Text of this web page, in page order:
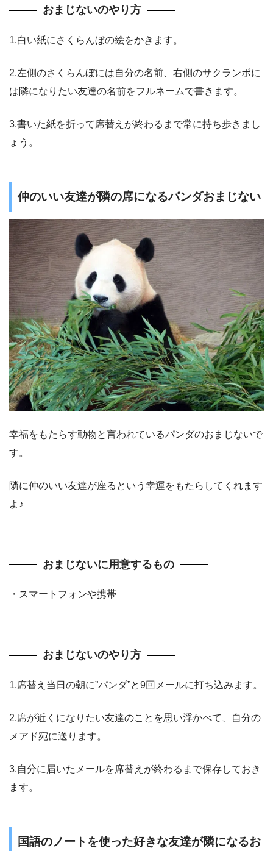
おまじないのやり方
1.白い紙にさくらんぼの絵をかきます。
2.左側のさくらんぼには自分の名前、右側のサクランボに
は隣になりたい友達の名前をフルネームで書きます。
3.書いた紙を折って席替えが終わるまで常に持ち歩きまし
ょう。
仲のいい友達が隣の席になるパンダおまじない
幸福をもたらす動物と言われているパンダのおまじないで
す。
隣に仲のいい友達が座るという幸運をもたらしてくれます
よ♪
おまじないに用意するもの
・スマートフォンや携帯
おまじないのやり方
1.席替え当日の朝に”パンダ”と9回メールに打ち込みます。
2.席が近くになりたい友達のことを思い浮かべて、自分の
メアド宛に送ります。
3.自分に届いたメールを席替えが終わるまで保存しておき
ます。
国語のノートを使った好きな友達が隣になるお